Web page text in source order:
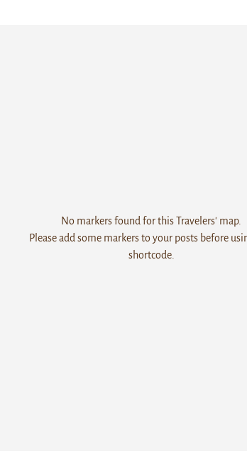
No markers found for this Travelers' map.
Please add some markers to your posts before
shortcode.